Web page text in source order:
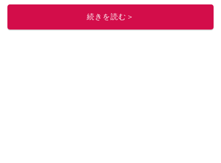
レビューしています。毎日トレンド情報をお届けしているので、ぜひ
してください！続きを読む＞